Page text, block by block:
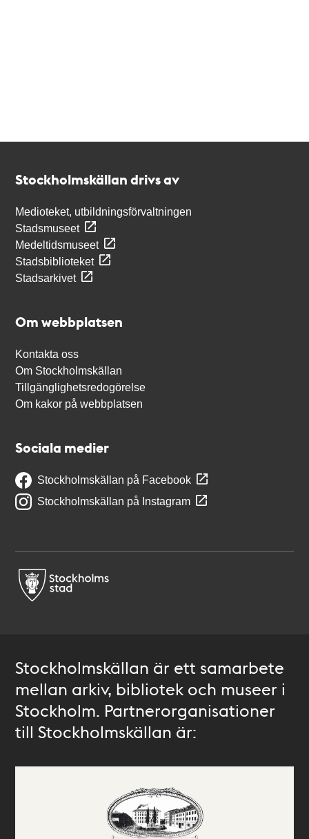
Stockholmskällan drivs av
Medioteket, utbildningsförvaltningen
Stadsmuseet
Medeltidsmuseet
Stadsbiblioteket
Stadsarkivet
Om webbplatsen
Kontakta oss
Om Stockholmskällan
Tillgänglighetsredogörelse
Om kakor på webbplatsen
Sociala medier
Stockholmskällan på Facebook
Stockholmskällan på Instagram
Stockholmskällan är ett samarbete
mellan arkiv, bibliotek och museer i
Stockholm. Partnerorganisationer
till Stockholmskällan är: